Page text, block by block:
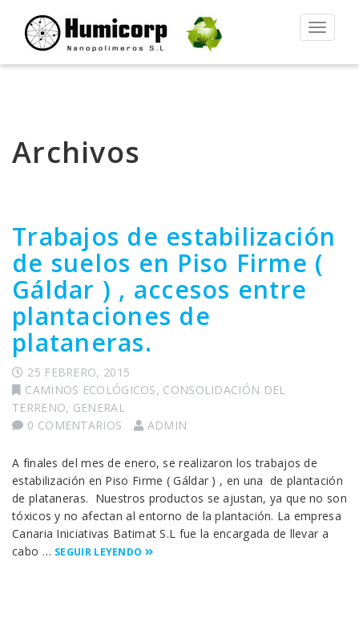
Alternar
Archivos
Trabajos de estabilización
de suelos en Piso Firme (
Gáldar ) , accesos entre
plantaciones de
plataneras.
25 FEBRERO, 2015
CAMINOS ECOLÓGICOS, CONSOLIDACIÓN DEL
TERRENO, GENERAL
0 COMENTARIOS
ADMIN
A finales del mes de enero, se realizaron los trabajos de
estabilización en Piso Firme ( Gáldar ) , en una de plantación
de plataneras. Nuestros productos se ajustan, ya que no son
tóxicos y no afectan al entorno de la plantación. La empresa
Canaria Iniciativas Batimat S.L fue la encargada de llevar a
cabo … SEGUIR LEYENDO